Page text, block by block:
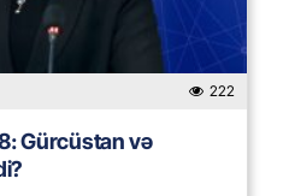
222
Gürcüstan və